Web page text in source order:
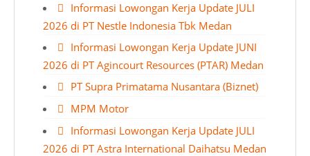
Informasi Lowongan Kerja Update JULI
2026 di PT Nestle Indonesia Tbk Medan
Informasi Lowongan Kerja Update JUNI
2026 di PT Agincourt Resources (PTAR) Medan
PT Supra Primatama Nusantara (Biznet)
MPM Motor
Informasi Lowongan Kerja Update JULI
2026 di PT Astra International Daihatsu Medan